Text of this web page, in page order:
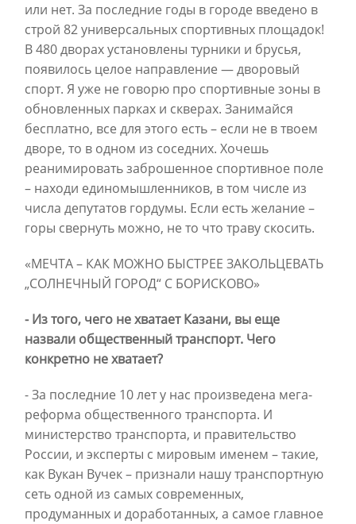
или нет. За последние годы в городе введено в
строй 82 универсальных спортивных площадок!
В 480 дворах установлены турники и брусья,
появилось целое направление — дворовый
спорт. Я уже не говорю про спортивные зоны в
обновленных парках и скверах. Занимайся
бесплатно, все для этого есть – если не в твоем
дворе, то в одном из соседних. Хочешь
реанимировать заброшенное спортивное поле
– находи единомышленников, в том числе из
числа депутатов гордумы. Если есть желание –
горы свернуть можно, не то что траву скосить.
«МЕЧТА – КАК МОЖНО БЫСТРЕЕ ЗАКОЛЬЦЕВАТЬ
„СОЛНЕЧНЫЙ ГОРОД“ С БОРИСКОВО»
- Из того, чего не хватает Казани, вы еще
назвали общественный транспорт. Чего
конкретно не хватает?
- За последние 10 лет у нас произведена мега-
реформа общественного транспорта. И
министерство транспорта, и правительство
России, и эксперты с мировым именем – такие,
как Вукан Вучек – признали нашу транспортную
сеть одной из самых современных,
продуманных и доработанных, а самое главное